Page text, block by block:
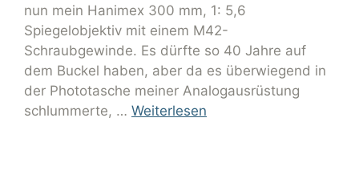
nun mein Hanimex 300 mm, 1: 5,6
Spiegelobjektiv mit einem M42-
Schraubgewinde. Es dürfte so 40 Jahre auf
dem Buckel haben, aber da es überwiegend in
der Phototasche meiner Analogausrüstung
schlummerte, … Weiterlesen